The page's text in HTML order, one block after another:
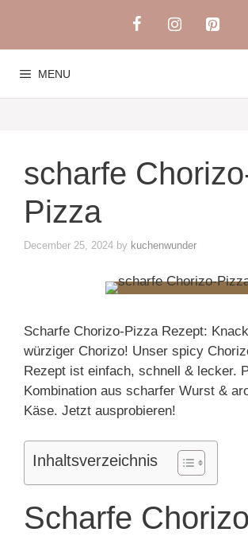
content
MENU
scharfe
Pizza
December 25, 2024 by kuchenwunder
Scharfe Chorizo-Pizza Rezept:
würziger Chorizo! Unser spicy
Rezept ist einfach, schnell & lecker.
Kombination aus scharfer Wurst &
Käse. Jetzt ausprobieren!
Inhaltsverzeichnis
Scharfe